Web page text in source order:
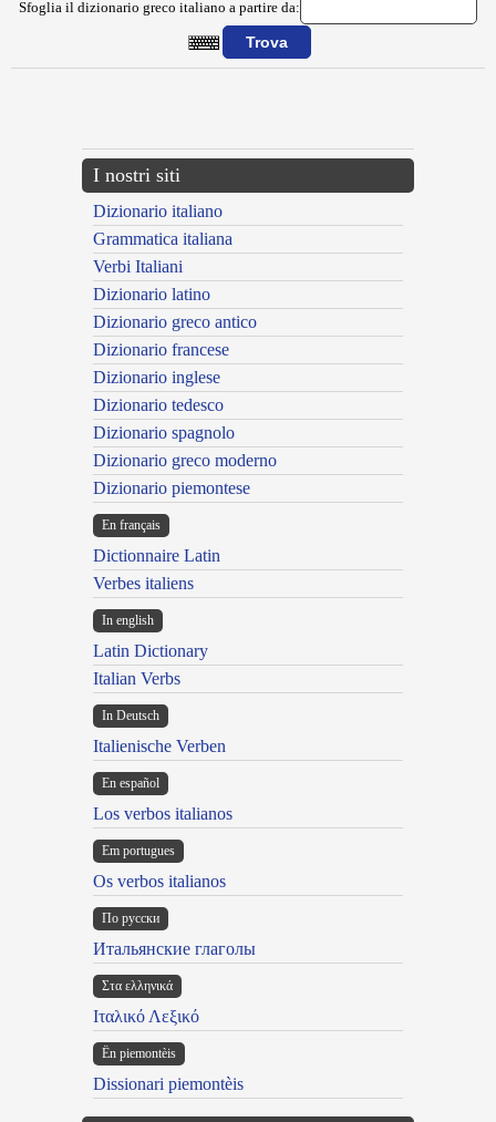
Sfoglia il dizionario greco italiano a partire da:
I nostri siti
Dizionario italiano
Grammatica italiana
Verbi Italiani
Dizionario latino
Dizionario greco antico
Dizionario francese
Dizionario inglese
Dizionario tedesco
Dizionario spagnolo
Dizionario greco moderno
Dizionario piemontese
En français
Dictionnaire Latin
Verbes italiens
In english
Latin Dictionary
Italian Verbs
In Deutsch
Italienische Verben
En español
Los verbos italianos
Em portugues
Os verbos italianos
По русски
Итальянские глаголы
Στα ελληνικά
Ιταλικό Λεξικό
Ën piemontèis
Dissionari piemontèis